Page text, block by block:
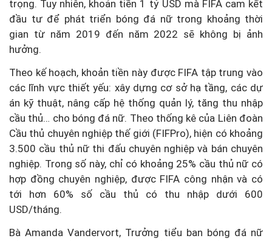
trọng. Tuy nhiên, khoản tiền 1 tỷ USD mà FIFA cam kết
đầu tư để phát triển bóng đá nữ trong khoảng thời
gian từ năm 2019 đến năm 2022 sẽ không bị ảnh
hưởng.
Theo kế hoạch, khoản tiền này được FIFA tập trung vào
các lĩnh vực thiết yếu: xây dựng cơ sở hạ tầng, các dự
án kỹ thuật, nâng cấp hệ thống quản lý, tăng thu nhập
cầu thủ… cho bóng đá nữ. Theo thống kê của Liên đoàn
Cầu thủ chuyên nghiệp thế giới (FIFPro), hiện có khoảng
3.500 cầu thủ nữ thi đấu chuyên nghiệp và bán chuyên
nghiệp. Trong số này, chỉ có khoảng 25% cầu thủ nữ có
hợp đồng chuyên nghiệp, được FIFA công nhận và có
tới hơn 60% số cầu thủ có thu nhập dưới 600
USD/tháng.
Bà Amanda Vandervort, Trưởng tiểu ban bóng đá nữ